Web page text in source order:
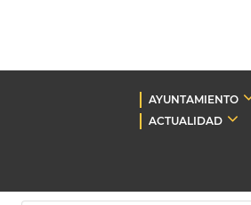
AYUNTAMIENTO
ACTUALIDAD